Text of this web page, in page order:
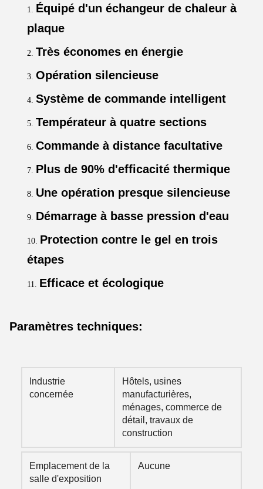
Équipé d'un échangeur de chaleur à
plaque
Très économes en énergie
Opération silencieuse
Système de commande intelligent
Températeur à quatre sections
Commande à distance facultative
Plus de 90% d'efficacité thermique
Une opération presque silencieuse
Démarrage à basse pression d'eau
Protection contre le gel en trois
étapes
Efficace et écologique
Paramètres techniques:
Industrie
concernée
Hôtels, usines
manufacturières,
ménages, commerce de
détail, travaux de
construction
Emplacement de la
salle d'exposition
Aucune